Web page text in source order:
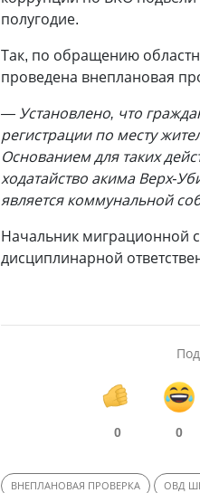
полугодие.
Так, по обращению
проведена внеплановая
— Установлено, что
регистрации по месту
Основанием для таких
ходатайство акима Верх-
является коммунальной
Начальник миграционной
дисциплинарной
0 0
ВНЕПЛАНОВАЯ ПРОВЕРКА ОВД